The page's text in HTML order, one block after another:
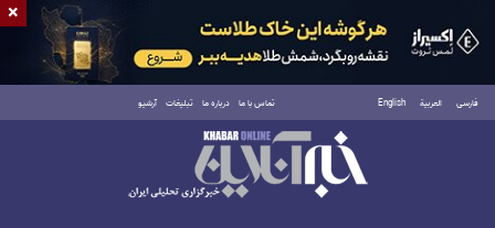
فارسی العربية English تماس با ما درباره ما تبلیغات آرشیو
پنجشنبه ۱۵ مرداد ۱۴۰۵
×